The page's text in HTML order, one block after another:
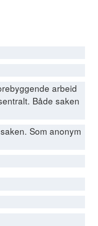
arbeid
Både saken
Som anonym